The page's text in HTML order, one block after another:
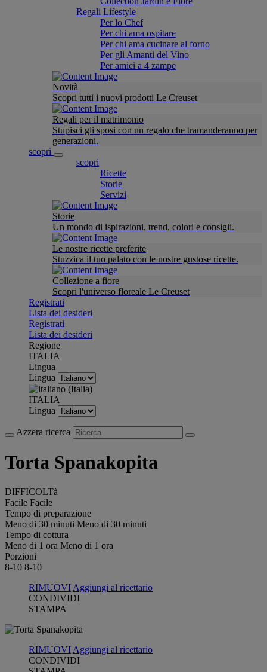
Regali Lifestyle
Per lo Chef
Per chi ama ospitare
Per chi ama cucinare al forno
Per gli Amanti del Vino
Per amici a 4 zampe
Novità
Scopri tutti i nuovi prodotti Le Creuset
Regali per il matrimonio
Stupisci gli sposi con un regalo che tramanderanno per
generazioni.
scopri
scopri
Ricette
Storie
Servizi
Storie
Un mondo di ispirazioni, trend, colori e consigli.
Le nostre ricette preferite
Stuzzica il tuo palato con le nostre gustose ricette.
Collezione a fiore
Scopri l'universo floreale Le Creuset
Registrati
Lista dei desideri
Registrati
Lista dei desideri
Regione
ITALIA
Lingua
Lingua
ITALIA
Lingua
Azzera ricerca
Torta Spanakopita
DIFFICOLTà
Facile Facile
Tempo di preparazione
Meno di 30 minuti Meno di 30 minuti
Tempo di cottura
Meno di 1 ora Meno di 1 ora
Porzioni
8-10 8-10
RIMUOVI Aggiungi al ricettario
CONDIVIDI
STAMPA
RIMUOVI Aggiungi al ricettario
CONDIVIDI